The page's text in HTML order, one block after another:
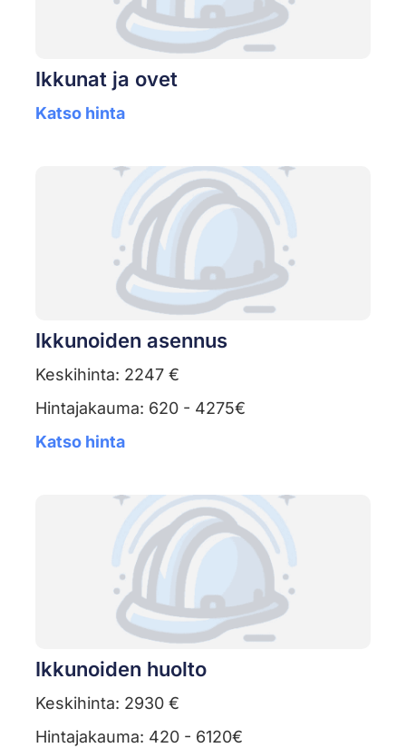
Ikkunat ja ovet
Katso hinta
Ikkunoiden asennus
Keskihinta: 2247 €
Hintajakauma: 620 - 4275€
Katso hinta
Ikkunoiden huolto
Keskihinta: 2930 €
Hintajakauma: 420 - 6120€